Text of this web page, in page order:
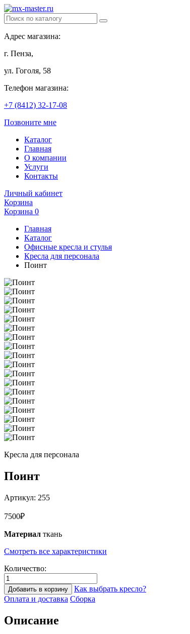
Адрес магазина:
г. Пенза,
ул. Гоголя, 58
Телефон магазина:
+7 (8412) 32-17-08
Позвоните мне
Каталог
Главная
О компании
Услуги
Контакты
Личный кабинет
Корзина
Корзина 0
Главная
Каталог
Офисные кресла и стулья
Кресла для персонала
Поинт
Кресла для персонала
Поинт
Артикул: 255
7500₽
Материал ткань
Смотреть все характеристики
Количество:
Добавить в корзину
Как выбрать кресло?
Оплата и доставка Сборка
Описание